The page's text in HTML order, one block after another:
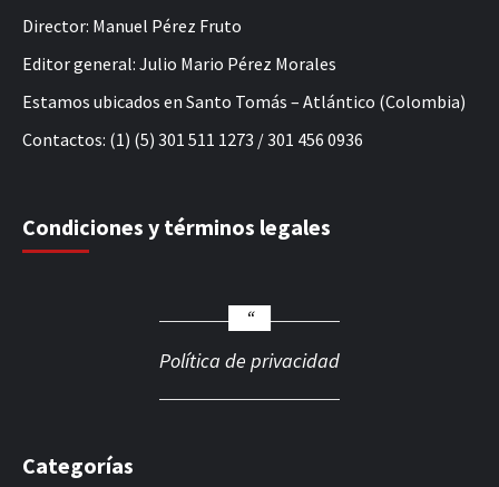
Director: Manuel Pérez Fruto
Editor general: Julio Mario Pérez Morales
Estamos ubicados en Santo Tomás – Atlántico (Colombia)
Contactos: (1) (5) 301 511 1273 / 301 456 0936
Condiciones y términos legales
Política de privacidad
Categorías